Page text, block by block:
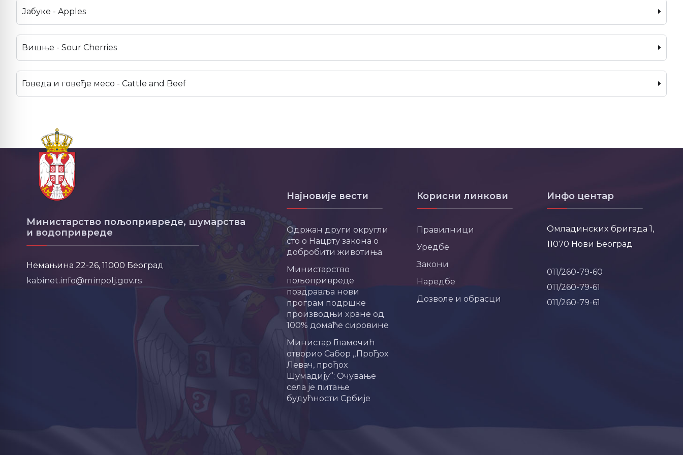
Јабуке - Apples
Вишње - Sour Cherries
Говеда и говеђе месо - Cattle and Beef
Министарство пољопривреде, шумарства
и водопривреде
Немањина 22-26, 11000 Београд
kabinet.info@minpolj.gov.rs
Најновије вести
Одржан други округли
сто о Нацрту закона о
добробити животиња
Министарство
пољопривреде
поздравља нови
програм подршке
производњи хране од
100% домаће сировине
Министар Гламочић
отворио Сабор „Прођох
Левач, прођох
Шумадију“: Очување
села је питање
будућности Србије
Корисни линкови
Правилници
Уредбе
Закони
Наредбе
Дозволе и обрасци
Инфо центар
Омладинских бригада 1,
11070 Нови Београд
011/260-79-60
011/260-79-61
011/260-79-61